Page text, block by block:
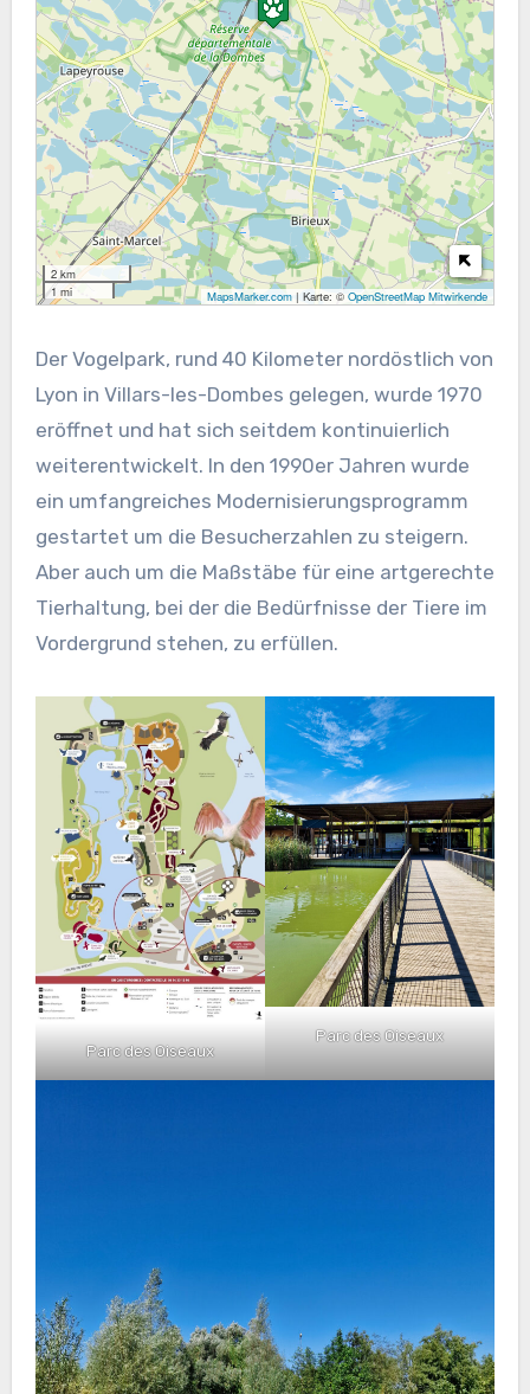
2 km
1 mi
MapsMarker.com | Karte: ©OpenStreetMap Mitwirkende
Der Vogelpark, rund 40 Kilometer nordöstlich von
Lyon in Villars-les-Dombes gelegen, wurde 1970
eröffnet und hat sich seitdem kontinuierlich
weiterentwickelt. In den 1990er Jahren wurde
ein umfangreiches Modernisierungsprogramm
gestartet um die Besucherzahlen zu steigern.
Aber auch um die Maßstäbe für eine artgerechte
Tierhaltung, bei der die Bedürfnisse der Tiere im
Vordergrund stehen, zu erfüllen.
Parc des Oiseaux
Parc des Oiseaux